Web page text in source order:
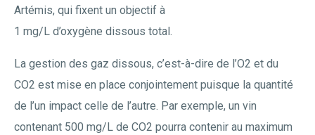
Artémis, qui fixent un objectif à
1 mg/L d’oxygène dissous total.
La gestion des gaz dissous, c’est-à-dire de l’O2 et du
CO2 est mise en place conjointement puisque la quantité
de l’un impact celle de l’autre. Par exemple, un vin
contenant 500 mg/L de CO2 pourra contenir au maximum